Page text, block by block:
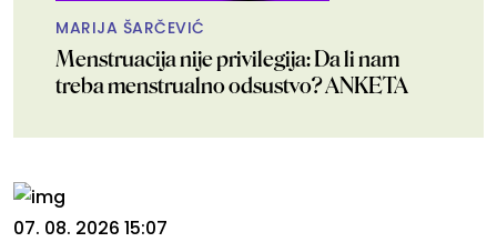
MARIJA ŠARČEVIĆ
Menstruacija nije privilegija: Da li nam
treba menstrualno odsustvo? ANKETA
07. 08. 2026 15:07